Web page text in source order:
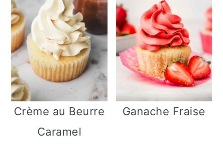
Crème au Beurre
Caramel
Ganache Fraise